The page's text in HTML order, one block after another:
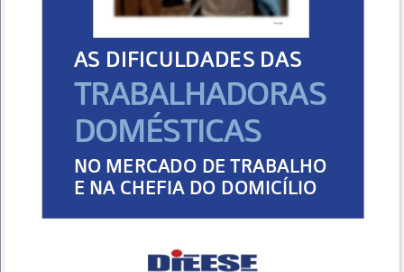
AS DIFICULDADES DAS
TRABALHADORAS
DOMÉSTICAS
NO MERCADO DE TRABALHO
E NA CHEFIA DO DOMICÍLIO
Freepik